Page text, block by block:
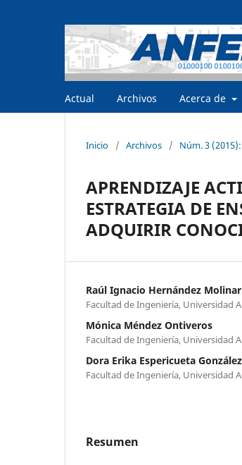
Actual Archivos Acerca de
Inicio / Archivos / Núm. 3
APRENDIZAJE
ESTRATEGIA DE
ADQUIRIR
Raúl Ignacio Hernández Molinar
Facultad de Ingeniería, Universidad
Mónica Méndez Ontiveros
Facultad de Ingeniería, Universidad
Dora Erika Espericueta González
Facultad de Ingeniería, Universidad
Resumen